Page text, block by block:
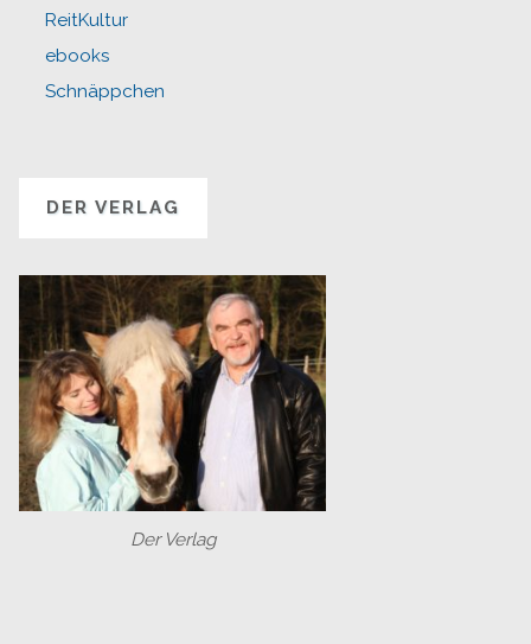
ReitKultur
ebooks
Schnäppchen
DER VERLAG
Der Verlag